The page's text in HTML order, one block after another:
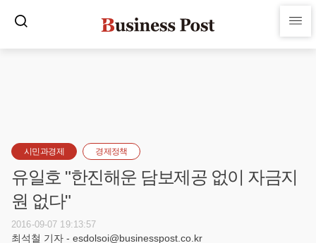
시민과경제 경제정책
유일호 "한진해운 담보제공 없이 자금지
원 없다"
2016-09-07 19:13:57
최석철 기자 - esdolsoi@businesspost.co.kr